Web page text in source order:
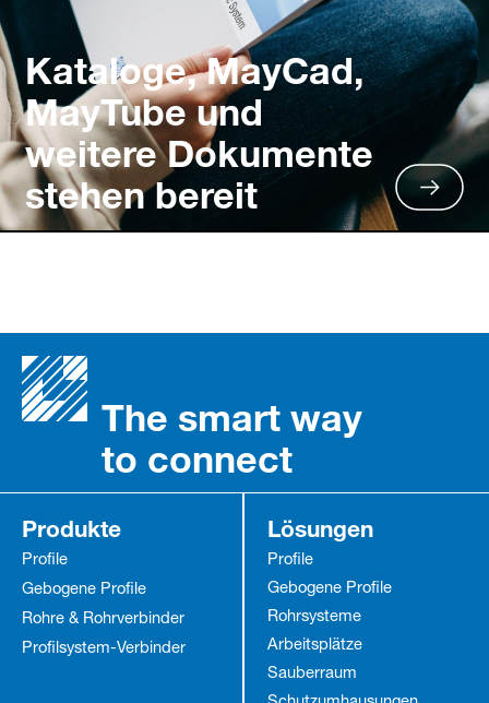
Kataloge, MayCad,
MayTube und
weitere Dokumente
stehen bereit
The smart way
to connect
Produkte
Profile
Gebogene Profile
Rohre & Rohrverbinder
Profilsystem-Verbinder
Lösungen
Profile
Gebogene Profile
Rohrsysteme
Arbeitsplätze
Sauberraum